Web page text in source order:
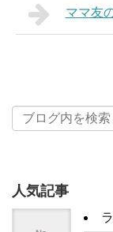
ママ友
人気記事